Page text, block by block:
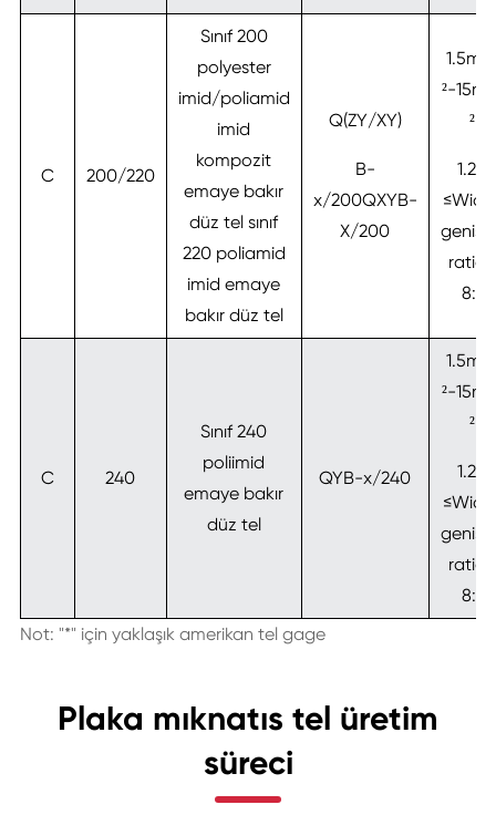
C 200/220
Sınıf 200
polyester
imid/poliamid
imid
kompozit
emaye bakır
düz tel sınıf
220 poliamid
imid emaye
bakır düz tel
Q(ZY/XY)
B-
x/200QXYB-
X/200
²-
²
1.2:1
ratio≤
8:1
C 240
Sınıf 240
poliimid
emaye bakır
düz tel
QYB-x/240
²-
²
1.2:1
ratio≤
8:1
Not: "*" için yaklaşık amerikan tel gage
Plaka mıknatıs tel üretim
süreci